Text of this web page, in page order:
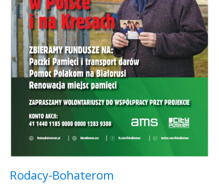
Rodacy-Bohaterom